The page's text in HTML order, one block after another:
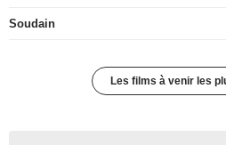
Soudain
Les films à venir les